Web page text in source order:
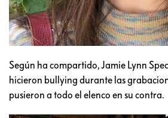
Según ha compartido, Jamie Lynn
hicieron bullying durante las
pusieron a todo el elenco en su contra.